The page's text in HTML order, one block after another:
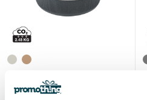
Black+Blum Glas Lunch
Bowl 750ml